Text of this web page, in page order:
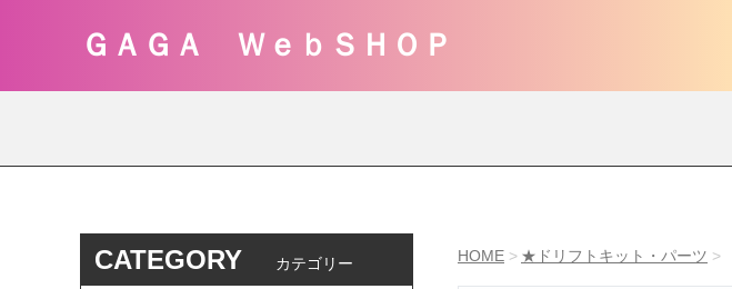
ＧＡＧＡ ＷｅｂＳＨＯＰ
HOME ★ドリフトキット・パーツ
CATEGORY カテゴリー